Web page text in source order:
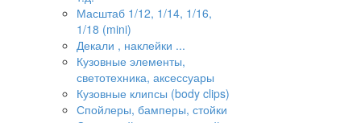
Масштаб 1/12, 1/14, 1/16,
1/18 (mini)
Декали , наклейки ...
Кузовные элементы,
светотехника, аксессуары
Кузовные клипсы (body clips)
Спойлеры, бамперы, стойки